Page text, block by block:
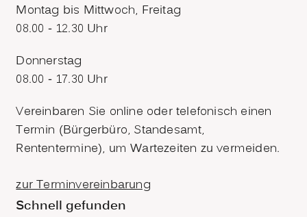
Montag bis Mittwoch, Freitag
08.00 - 12.30 Uhr
Donnerstag
08.00 - 17.30 Uhr
Vereinbaren Sie online oder telefonisch einen
Termin (Bürgerbüro, Standesamt,
Rententermine), um Wartezeiten zu vermeiden.
zur Terminvereinbarung
Schnell gefunden